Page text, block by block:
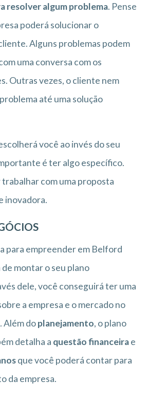
resolver algum problema. Pense
poderá solucionar o
Alguns problemas podem
uma conversa com os
Outras vezes, o cliente nem
até uma solução
você ao invés do seu
é ter algo específico.
com uma proposta
inovadora.
para empreender em Belford
de montar o seu plano
dele, você conseguirá ter uma
a empresa e o mercado no
Além doplanejamento, o plano
detalha a questão financeirae
que você poderá contar para
da empresa.